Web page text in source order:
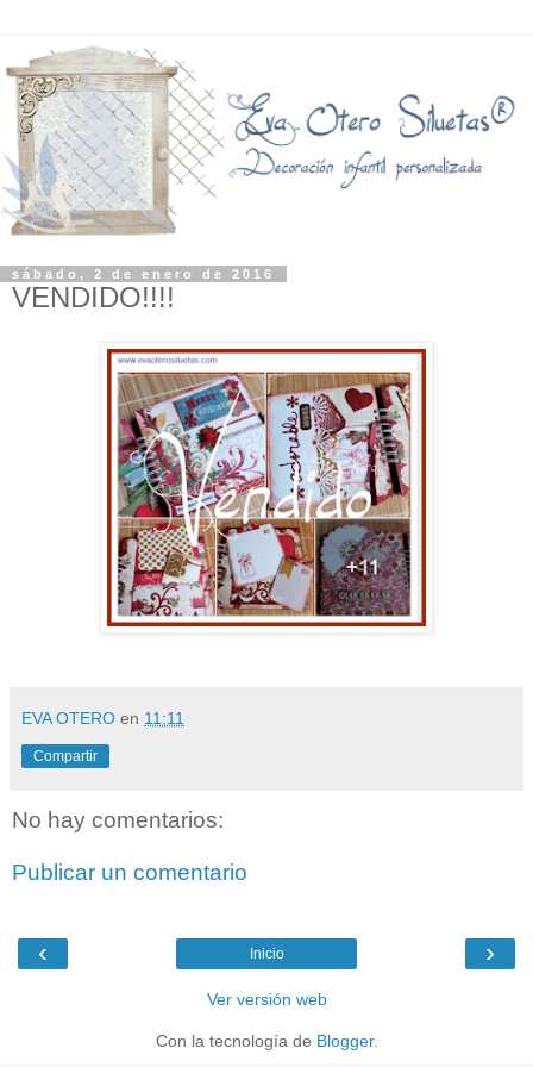
sábado, 2 de enero de 2016
VENDIDO!!!!
EVA OTERO en 11:11
Compartir
No hay comentarios:
Publicar un comentario
‹ ›
Inicio
Ver versión web
Con la tecnología de Blogger.